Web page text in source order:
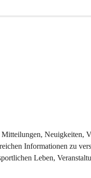
Neuigkeiten,
Informationen zu
Leben,